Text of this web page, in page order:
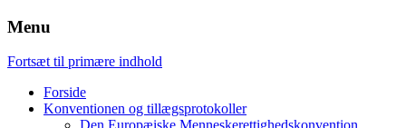
Menu
Fortsæt til primære indhold
Forside
Konventionen og tillægsprotokoller